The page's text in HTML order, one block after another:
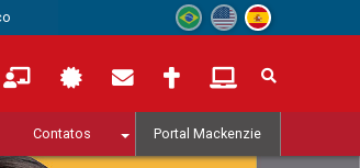
Contatos Portal Mackenzie